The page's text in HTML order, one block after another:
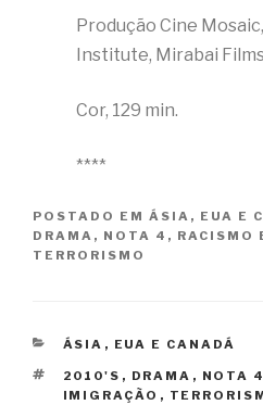
Produção Cine
Institute, Mirabai
Cor, 129 min.
****
POSTADO EM ÁSIA , EUA E
DRAMA , NOTA 4 , RACISMO
TERRORISMO
CATEGORIAS
ÁSIA , EUA E CANADÁ
TAGS
2010'S , DRAMA , NOTA 4
IMIGRAÇÃO ,